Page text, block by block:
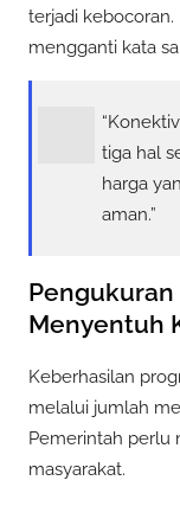
terjadi
mengganti kata
tiga hal
harga
aman.”
Menyentuh
Keberhasilan
melalui jumlah
Pemerintah perlu
masyarakat.